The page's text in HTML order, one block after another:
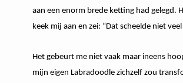
aan een enorm brede ketting had gelegd.
keek mij aan en zei: “Dat scheelde niet
Het gebeurt me niet vaak maar ineens
mijn eigen Labradoodle zichzelf zou